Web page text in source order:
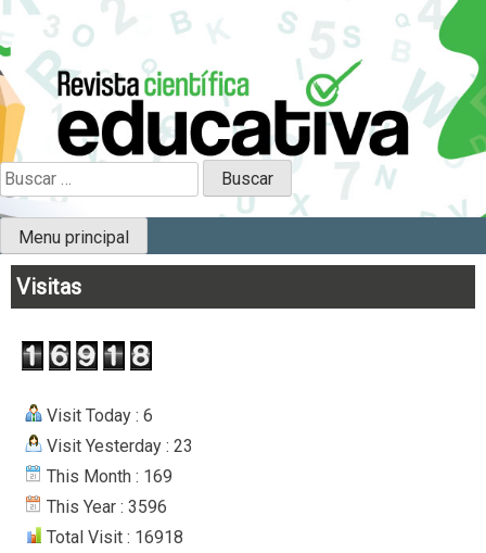
Skip
content
Científica Educativa
B
u
s
c
Menu principal
Visitas
Visit Today : 6
Visit Yesterday : 23
This Month : 169
This Year : 3596
Total Visit : 16918